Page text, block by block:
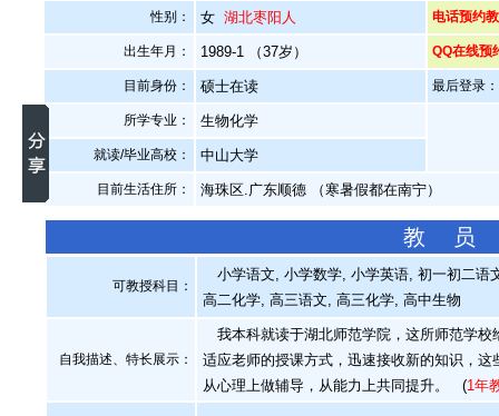
性别： 女湖北枣阳人 电话预约
出生年月： 1989-1 （37岁） QQ在线预
目前身份： 硕士在读 最后登录
所学专业： 生物化学
就读/毕业高校： 中山大学
目前生活住所： 海珠区.广东顺德 （寒暑假都在南宁）
教 员
可教授科目：
小学语文, 小学数学, 小学英语, 初一初二语
高二化学, 高三语文, 高三化学, 高中生物
自我描述、特长展示 ：
我本科就读于湖北师范学院，这所师范学校
适应老师的授课方式，迅速接收新的知识，
从心理上做辅导，从能力上共同提升。
(1年